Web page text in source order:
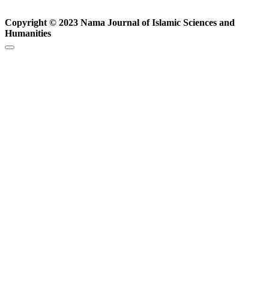
Copyright © 2023 Nama Journal of Islamic Sciences and
Humanities